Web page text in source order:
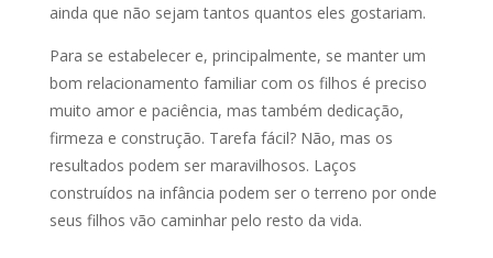
ainda que não sejam tantos quantos eles gostariam.
Para se estabelecer e, principalmente, se manter um
bom relacionamento familiar com os filhos é preciso
muito amor e paciência, mas também dedicação,
firmeza e construção. Tarefa fácil? Não, mas os
resultados podem ser maravilhosos. Laços
construídos na infância podem ser o terreno por onde
seus filhos vão caminhar pelo resto da vida.